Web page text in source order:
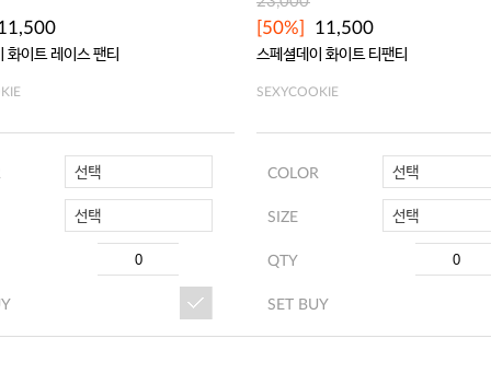
화이트 레이스 팬티
선택
선택
[50%] 11,500
스페셜데이 화이트 티팬티
SEXYCOOKIE
COLOR 선택
SIZE 선택
QTY
SET BUY